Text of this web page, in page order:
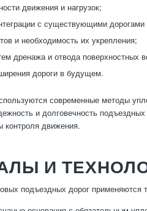
движения и нагрузок;
с существующими
и необходимость их укрепления;
дренажа и отвода поверхностных
дороги в будущем.
современные методы
и долговечность
контроля движения.
И
подъездных дорог применяются